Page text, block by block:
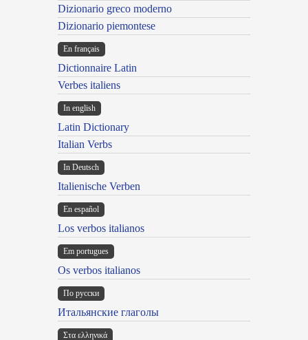
Dizionario greco moderno
Dizionario piemontese
En français
Dictionnaire Latin
Verbes italiens
In english
Latin Dictionary
Italian Verbs
In Deutsch
Italienische Verben
En español
Los verbos italianos
Em portugues
Os verbos italianos
По русски
Итальянские глаголы
Στα ελληνικά